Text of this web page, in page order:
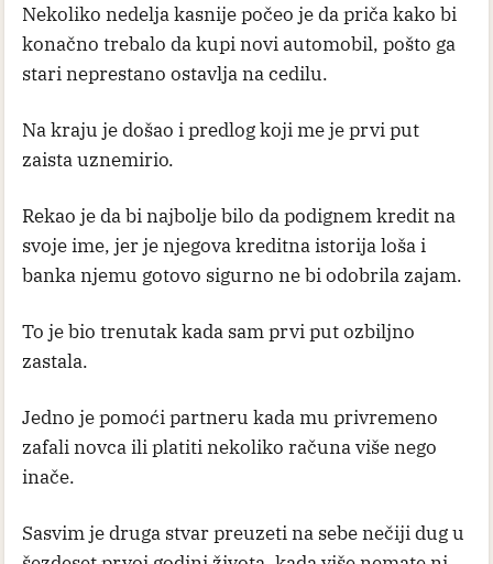
Nekoliko nedelja kasnije počeo je da priča kako bi
konačno trebalo da kupi novi automobil, pošto ga
stari neprestano ostavlja na cedilu.
Na kraju je došao i predlog koji me je prvi put
zaista uznemirio.
Rekao je da bi najbolje bilo da podignem kredit na
svoje ime, jer je njegova kreditna istorija loša i
banka njemu gotovo sigurno ne bi odobrila zajam.
To je bio trenutak kada sam prvi put ozbiljno
zastala.
Jedno je pomoći partneru kada mu privremeno
zafali novca ili platiti nekoliko računa više nego
inače.
Sasvim je druga stvar preuzeti na sebe nečiji dug u